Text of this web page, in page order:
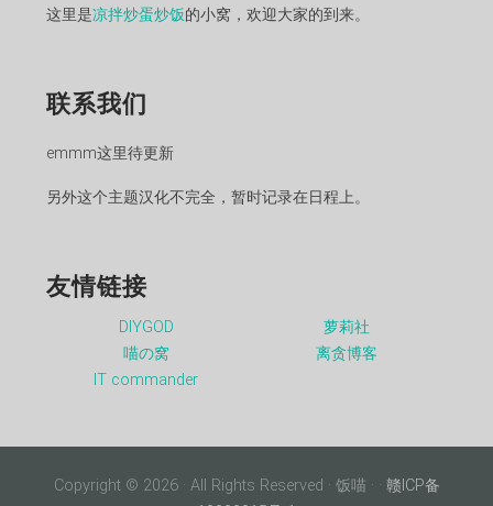
这里是凉拌炒蛋炒饭的小窝，欢迎大家的到来。
联系我们
emmm这里待更新
另外这个主题汉化不完全，暂时记录在日程上。
友情链接
DIYGOD
喵の窝
IT commander
萝莉社
离贪博客
Copyright © 2026 · All Rights Reserved · 饭喵 · · 赣ICP备